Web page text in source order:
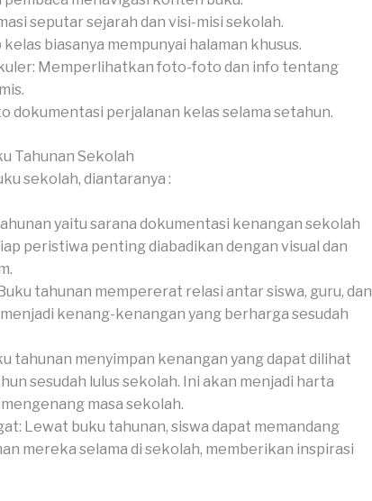
seputar sejarah dan visi-misi sekolah.
kelas biasanya mempunyai halaman khusus.
Memperlihatkan foto-foto dan info tentang
dokumentasi perjalanan kelas selama setahun.
Tahunan Sekolah
sekolah, diantaranya :
yaitu sarana dokumentasi kenangan sekolah
peristiwa penting diabadikan dengan visual dan
tahunan mempererat relasi antar siswa, guru, dan
kenang-kenangan yang berharga sesudah
tahunan menyimpan kenangan yang dapat dilihat
sesudah lulus sekolah. Ini akan menjadi harta
masa sekolah.
Lewat buku tahunan, siswa dapat memandang
mereka selama di sekolah, memberikan inspirasi